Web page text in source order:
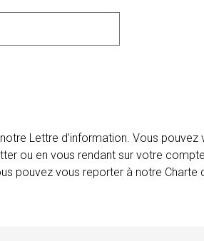
Lettre d’information. Vous
ou en vous rendant sur votre
pouvez vous reporter à notre Charte